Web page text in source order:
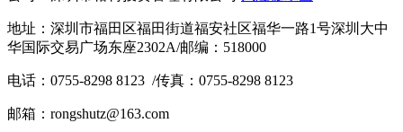
地址：深圳市福田区福田街道福安社区福华一路1号深圳大中
华国际交易广场东座2302A/邮编：518000
电话：0755-8298 8123 /传真：0755-8298 8123
邮箱：rongshutz@163.com